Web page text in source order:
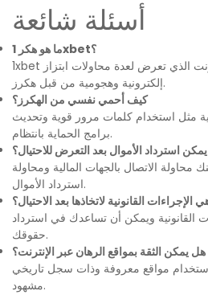
أسئلة شائعة
ما هو هكر 1xbet؟
1xbet هو موقع للمراهنات عبر الإنترنت الذي تعرض لعدة محاولات ابتزاز
إلكترونية وهجومية من قبل هكرز.
كيف أحمي نفسي من الهكرز؟
مثل استخدام كلمات مرور قوية وتحديث
برامج الحماية بانتظام.
استرداد الأموال بعد التعرض للاحتيال؟
الاتصال بالجهات المالية ومحاولة
استرداد الأموال.
الإجراءات القانونية لاتخاذها بعد الاحتيال؟
القانونية ويمكن أن تساعدك في استرداد
حقوقك.
هل يمكن الثقة بمواقع الرهان عبر الإنترنت؟
مواقع معروفة وذات سجل تاريخي
مشهود.